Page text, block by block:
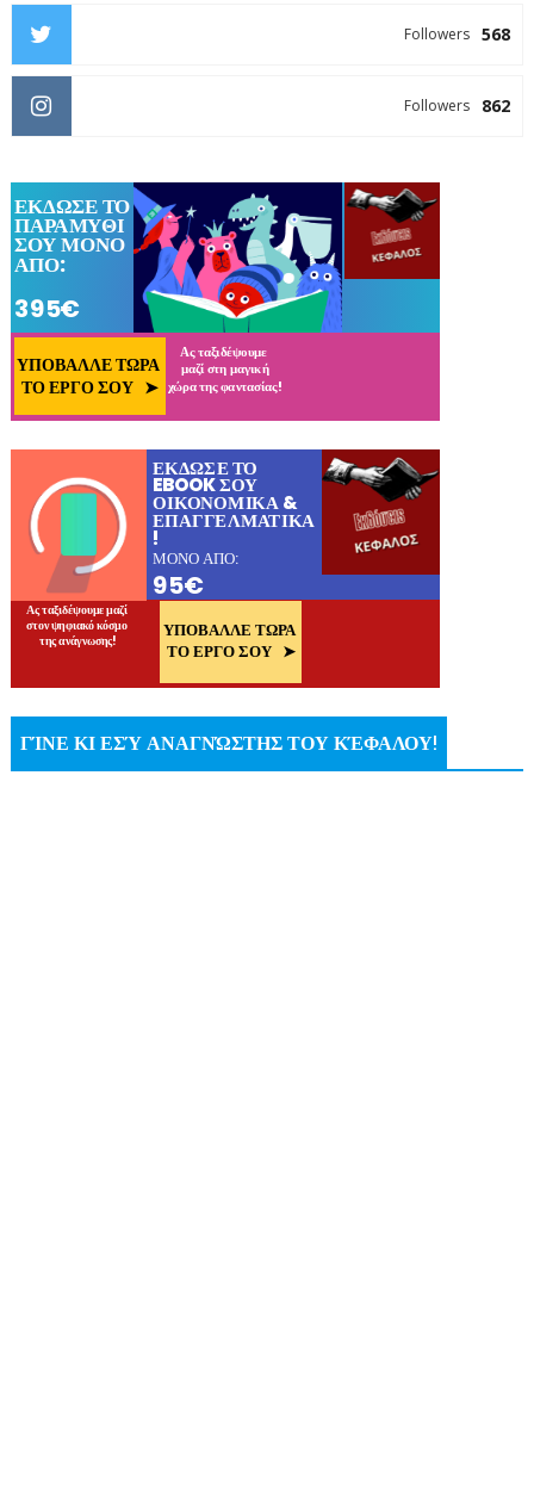
568
Followers
862
Followers
ΓΊΝΕ ΚΙ ΕΣΎ ΑΝΑΓΝΏΣΤΗΣ ΤΟΥ ΚΈΦΑΛΟΥ!